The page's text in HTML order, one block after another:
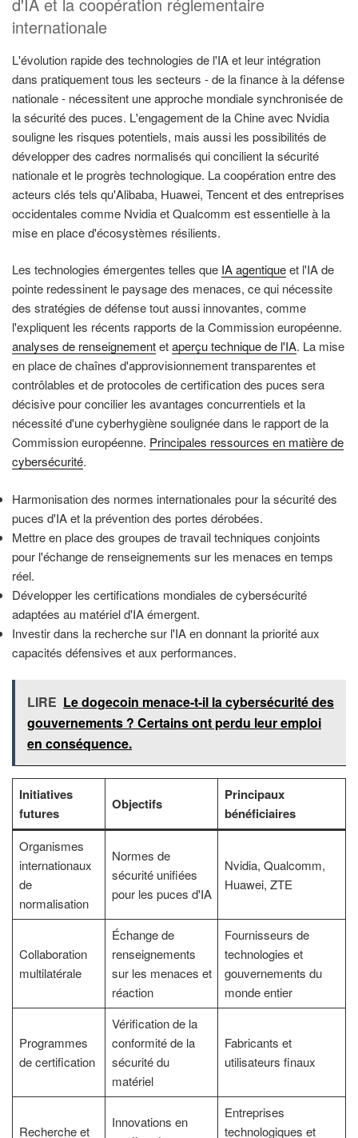
internationale
L'évolution rapide des technologies de l'IA et leur intégration
dans pratiquement tous les secteurs - de la finance à la défense
nationale - nécessitent une approche mondiale synchronisée de
la sécurité des puces. L'engagement de la Chine avec Nvidia
souligne les risques potentiels, mais aussi les possibilités de
développer des cadres normalisés qui concilient la sécurité
nationale et le progrès technologique. La coopération entre des
acteurs clés tels qu'Alibaba, Huawei, Tencent et des entreprises
occidentales comme Nvidia et Qualcomm est essentielle à la
mise en place d'écosystèmes résilients.
Les technologies émergentes telles que IA agentiqueet l'IA de
pointe redessinent le paysage des menaces, ce qui nécessite
des stratégies de défense tout aussi innovantes, comme
l'expliquent les récents rapports de la Commission européenne.
analyses de renseignementetaperçu technique de l'IA. La mise
en place de chaînes d'approvisionnement transparentes et
contrôlables et de protocoles de certification des puces sera
décisive pour concilier les avantages concurrentiels et la
nécessité d'une cyberhygiène soulignée dans le rapport de la
Commission européenne. Principales ressources en matière de
cybersécurité.
Harmonisation des normes internationales pour la sécurité des
puces d'IA et la prévention des portes dérobées.
Mettre en place des groupes de travail techniques conjoints
pour l'échange de renseignements sur les menaces en temps
réel.
Développer les certifications mondiales de cybersécurité
adaptées au matériel d'IA émergent.
Investir dans la recherche sur l'IA en donnant la priorité aux
capacités défensives et aux performances.
LIRE Le dogecoin menace-t-il la cybersécurité des
gouvernements ? Certains ont perdu leur emploi
en conséquence.
Initiatives
futures
Objectifs
Principaux
bénéficiaires
Organismes
internationaux
de
normalisation
Normes de
sécurité unifiées
pour les puces d'IA
Nvidia, Qualcomm,
Huawei, ZTE
Collaboration
multilatérale
Échange de
renseignements
sur les menaces et
réaction
Fournisseurs de
technologies et
gouvernements du
monde entier
Programmes
de certification
Vérification de la
conformité de la
sécurité du
matériel
Fabricants et
utilisateurs finaux
Recherche et
Innovations en
Entreprises
technologiques et